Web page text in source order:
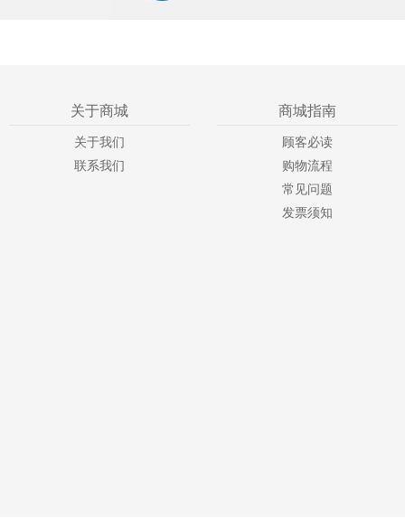
关于商城
关于我们
联系我们
商城指南
顾客必读
购物流程
常见问题
发票须知